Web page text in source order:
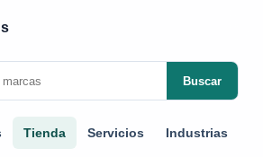
Buscar
Tienda Servicios Industrias